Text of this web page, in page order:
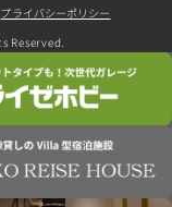
プライバシーポリシー
Reserved.